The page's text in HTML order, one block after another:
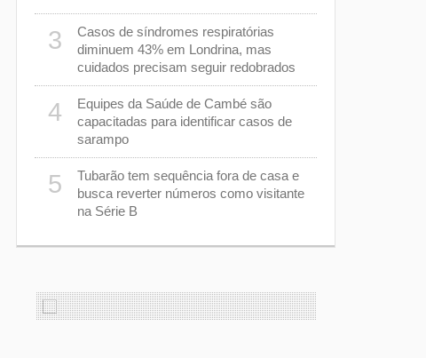
3
Casos de síndromes respiratórias
diminuem 43% em Londrina, mas
cuidados precisam seguir redobrados
4
Equipes da Saúde de Cambé são
capacitadas para identificar casos de
sarampo
5
Tubarão tem sequência fora de casa e
busca reverter números como visitante
na Série B